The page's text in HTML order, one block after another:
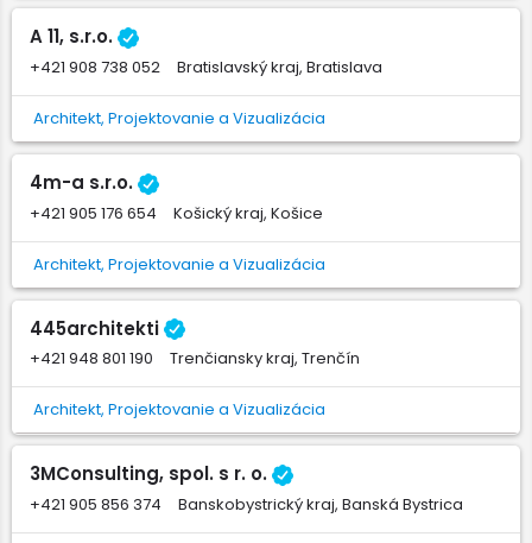
A 11, s.r.o.
+421 908 738 052 Bratislavský kraj, Bratislava
Architekt, Projektovanie a Vizualizácia
4m-a s.r.o.
+421 905 176 654 Košický kraj, Košice
Architekt, Projektovanie a Vizualizácia
445architekti
+421 948 801 190 Trenčiansky kraj, Trenčín
Architekt, Projektovanie a Vizualizácia
3MConsulting, spol. s r. o.
+421 905 856 374 Banskobystrický kraj, Banská Bystrica